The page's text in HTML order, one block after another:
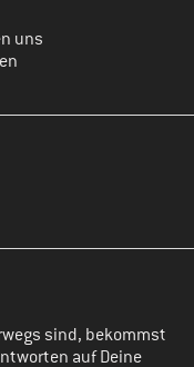
uns
sind, bekommst
auf Deine